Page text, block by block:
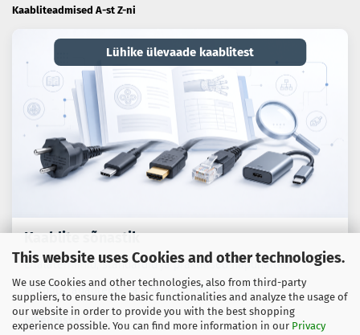
This website uses Cookies and other technologies.
We use Cookies and other technologies, also from third-party
suppliers, to ensure the basic functionalities and analyze the usage of
our website in order to provide you with the best shopping
experience possible. You can find more information in our Privacy
Kaabliteadmised A-st Z-ni
Lühike ülevaade kaablitest
Kaablite sõnastik
Erialaterminid, standardid ja praktilised näpunäited
kaablite, adapterite ja ühendustehnika kohta.
Juhendisse